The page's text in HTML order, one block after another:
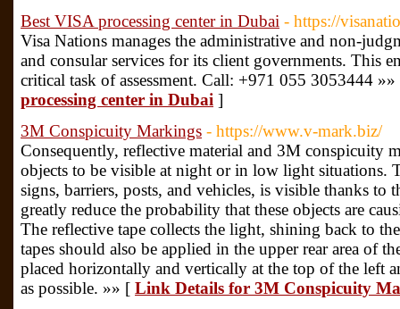
Best VISA processing center in Dubai - https://
Visa Nations manages the administrative and non-
and consular services for its client governments. This
critical task of assessment. Call: +971 055 3053444
processing center in Dubai ]
3M Conspicuity Markings - https://www.v-mark.biz/
Consequently, reflective material and 3M conspicuity
objects to be visible at night or in low light situations.
signs, barriers, posts, and vehicles, is visible thanks to
greatly reduce the probability that these objects are
The reflective tape collects the light, shining back to
tapes should also be applied in the upper rear area of
placed horizontally and vertically at the top of the left
as possible. »» [ Link Details for 3M Conspicuity